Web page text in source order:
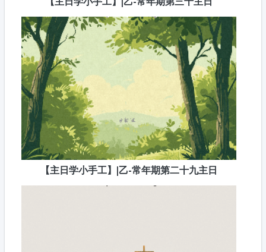
【主日学小手工】|乙-常年期第二十九主日